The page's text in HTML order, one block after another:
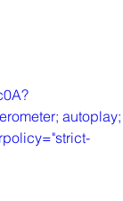
autoplay;